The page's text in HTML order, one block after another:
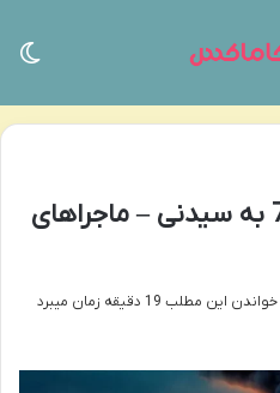
خلاصه کتاب پرواز 714 به سیدنی – ماجراهای
خواندن این مطلب 19 دقیقه زمان میبرد